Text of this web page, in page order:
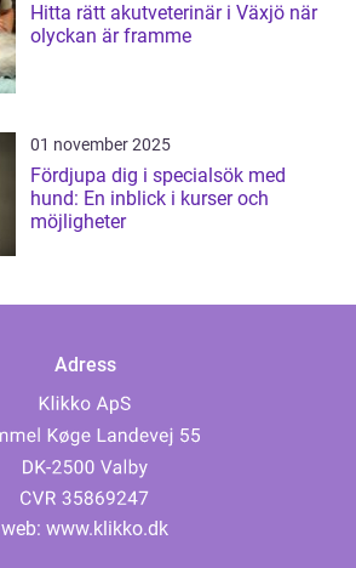
Hitta rätt akutveterinär i Växjö när
olyckan är framme
01 november 2025
Fördjupa dig i specialsök med
hund: En inblick i kurser och
möjligheter
Adress
web: www.klikko.dk